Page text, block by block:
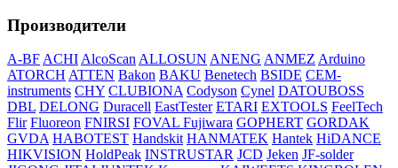
Производители
A-BFACHIAlcoScanALLOSUN ANENG ANMEZ Arduino
ATORCH ATTEN Bakon BAKU Benetech BSIDE CEM-
instruments CHY CLUBIONA Codyson Cynel DATOUBOSS
DBL DELONG Duracell EastTester ETARI EXTOOLS FeelTech
Flir Fluoreon FNIRSI FOVAL Fujiwara GOPHERT GORDAK
GVDA HABOTEST Handskit HANMATEK Hantek HiDANCE
HIKVISION HoldPeak INSTRUSTAR JCD Jeken JF-solder